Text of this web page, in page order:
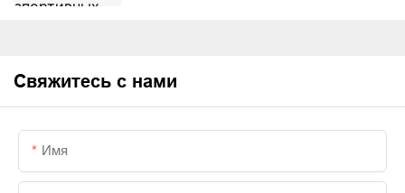
Свяжитесь с нами
Имя